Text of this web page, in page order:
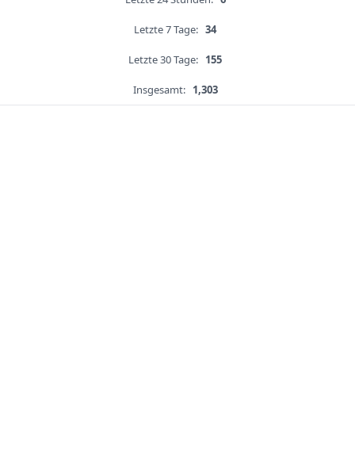
Letzte 7 Tage: 34
Letzte 30 Tage: 155
Insgesamt: 1,303